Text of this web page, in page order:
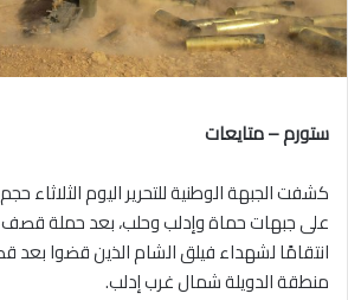
ستورم – متايعات
كشفت الجبهة الوطنية للتحرير اليوم الثلاثاء
على جبهات حماة وإدلب وحلب، بعد حملة قصف
انتقامًا لشهداء فيلق الشام الذين قضوا
منطقة الدويلة شمال غرب إدلب.